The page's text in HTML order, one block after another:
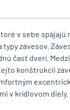
v sebe
závesov.
časť dverí.
konštrukcii
v krídlovom diely.